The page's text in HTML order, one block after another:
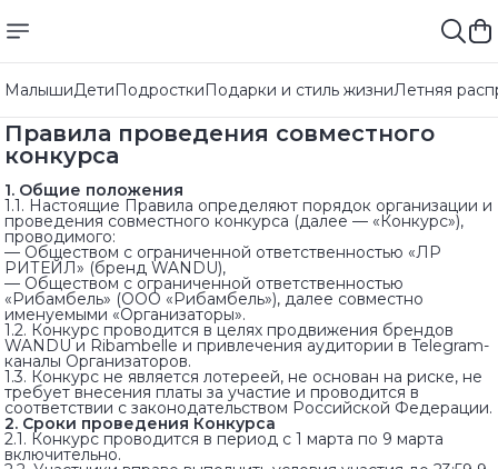
МалышиДетиПодросткиПодарки и стиль жизниЛетняя
Правила проведения совместного
конкурса
1. Общие положения
1.1. Настоящие Правила определяют порядок организации и
проведения совместного конкурса (далее — «Конкурс»),
проводимого:
— Обществом с ограниченной ответственностью «ЛР
РИТЕЙЛ» (бренд WANDU),
— Обществом с ограниченной ответственностью
«Рибамбель» (ООО «Рибамбель»), далее совместно
именуемыми «Организаторы».
1.2. Конкурс проводится в целях продвижения брендов
WANDU и Ribambelle и привлечения аудитории в Telegram-
каналы Организаторов.
1.3. Конкурс не является лотереей, не основан на риске, не
требует внесения платы за участие и проводится в
соответствии с законодательством Российской Федерации.
2. Сроки проведения Конкурса
2.1. Конкурс проводится в период с 1 марта по 9 марта
включительно.